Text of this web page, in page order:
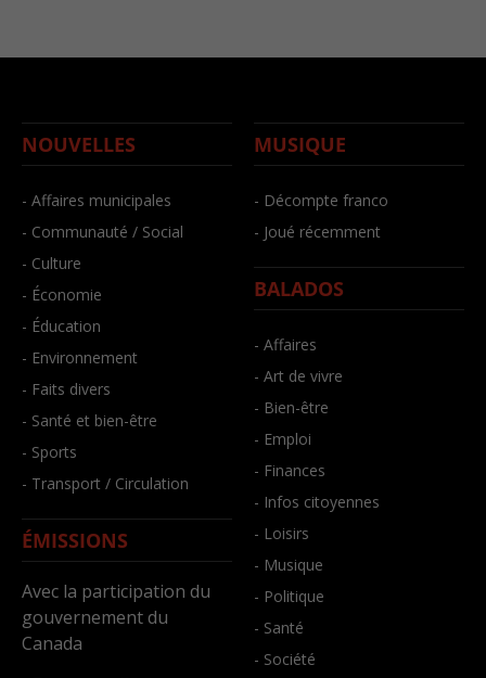
NOUVELLES
- Affaires municipales
- Communauté / Social
- Culture
- Économie
- Éducation
- Environnement
- Faits divers
- Santé et bien-être
- Sports
- Transport / Circulation
ÉMISSIONS
Avec la participation du
gouvernement du
Canada
MUSIQUE
- Décompte franco
- Joué récemment
BALADOS
- Affaires
- Art de vivre
- Bien-être
- Emploi
- Finances
- Infos citoyennes
- Loisirs
- Musique
- Politique
- Santé
- Société